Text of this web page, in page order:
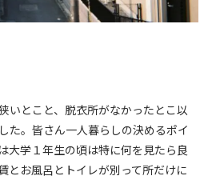
いとこと、脱衣所がなかったとこ以
た。皆さん一人暮らしの決めるポイ
大学１年生の頃は特に何を見たら良
とお風呂とトイレが別って所だけに